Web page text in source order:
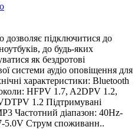
підключитися до
до будь-яких
як бездротові
системи аудіо оповіщення для
характеристики: Bluetooth
HFPV 1.7, A2DPV 1.2,
1.2 Підтримувані
Частотний діапазон: 40Hz-
5.0V Струм споживанн..